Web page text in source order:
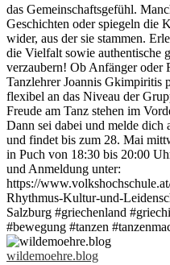
wildemoehre.blog